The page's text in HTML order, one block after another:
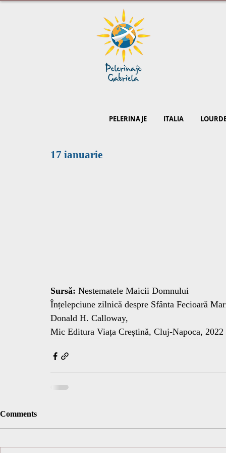
PELERINAJE ITALIA
17 ianuarie
Sursă: Nestematele Maicii Domnului
Înțelepciune zilnică despre Sfânta Fecioară
Donald H. Calloway,
Mic Editura Viața Creștină, Cluj-Napoca, 2022
Comments